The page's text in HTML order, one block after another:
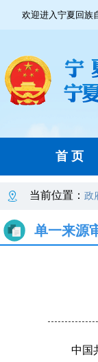
欢迎进入宁夏回族
首 页
当前位置： 政
单一来源
中国